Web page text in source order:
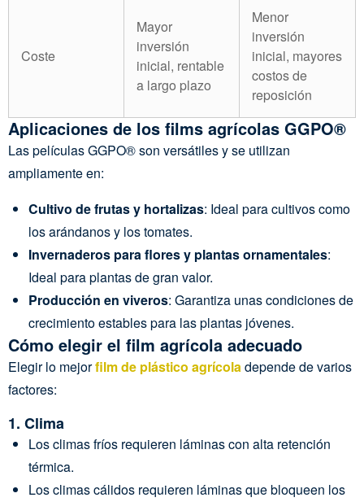
Coste
Mayor
inversión
inicial, rentable
a largo plazo
Menor
inversión
inicial, mayores
costos de
reposición
Aplicaciones de los films agrícolas GGPO®
Las películas GGPO® son versátiles y se utilizan
ampliamente en:
Cultivo de frutas y hortalizas: Ideal para cultivos como
los arándanos y los tomates.
Invernaderos para flores y plantas ornamentales:
Ideal para plantas de gran valor.
Producción en viveros: Garantiza unas condiciones de
crecimiento estables para las plantas jóvenes.
Cómo elegir el film agrícola adecuado
Elegir lo mejorfilm de plástico agrícoladepende de varios
factores:
1. Clima
Los climas fríos requieren láminas con alta retención
térmica.
Los climas cálidos requieren láminas que bloqueen los